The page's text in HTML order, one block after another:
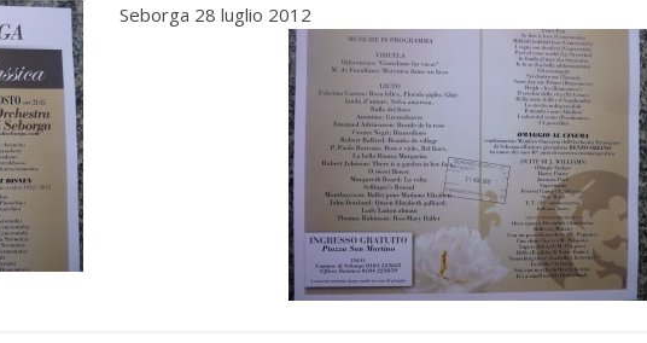
Seborga 28 luglio 2012